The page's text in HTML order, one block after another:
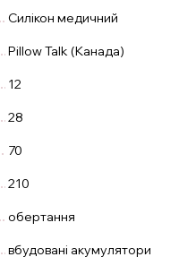
Силікон медичний
Pillow Talk (Канада)
12
28
70
210
обертання
вбудовані акумулятори